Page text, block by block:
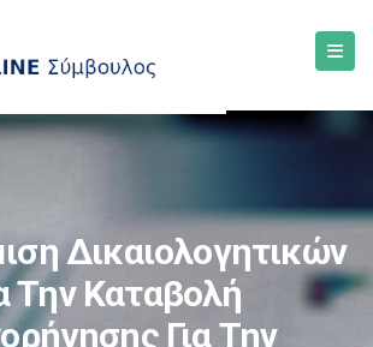
Δικαιολογητικών
Την Καταβολή
Για Την